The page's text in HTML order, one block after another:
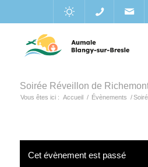
Soirée Réveillon de
Vous êtes ici : Accueil / Évènements /
Cet évènement est passé